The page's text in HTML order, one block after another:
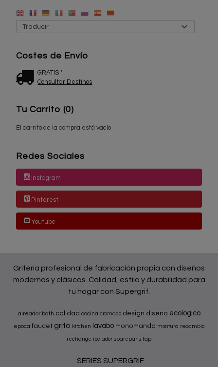
Costes de Envío
GRATIS *
Consultar Destinos
Tu Carrito (0)
El carrito de la compra está vacío
Redes Sociales
Instagram
Pinterest
Youtube
Grifería profesional de fabricación propia con diseños
modernos y clásicos. Calidad, estilo y durabilidad para
tu hogar con Supergrif.
aireador bath calidad cocina cromado design diseno ecologico
epoca faucet grifo kitchen lavabo monomando montura recambio
rechange rociador spareparts tap
SERIES SUPERGRIF